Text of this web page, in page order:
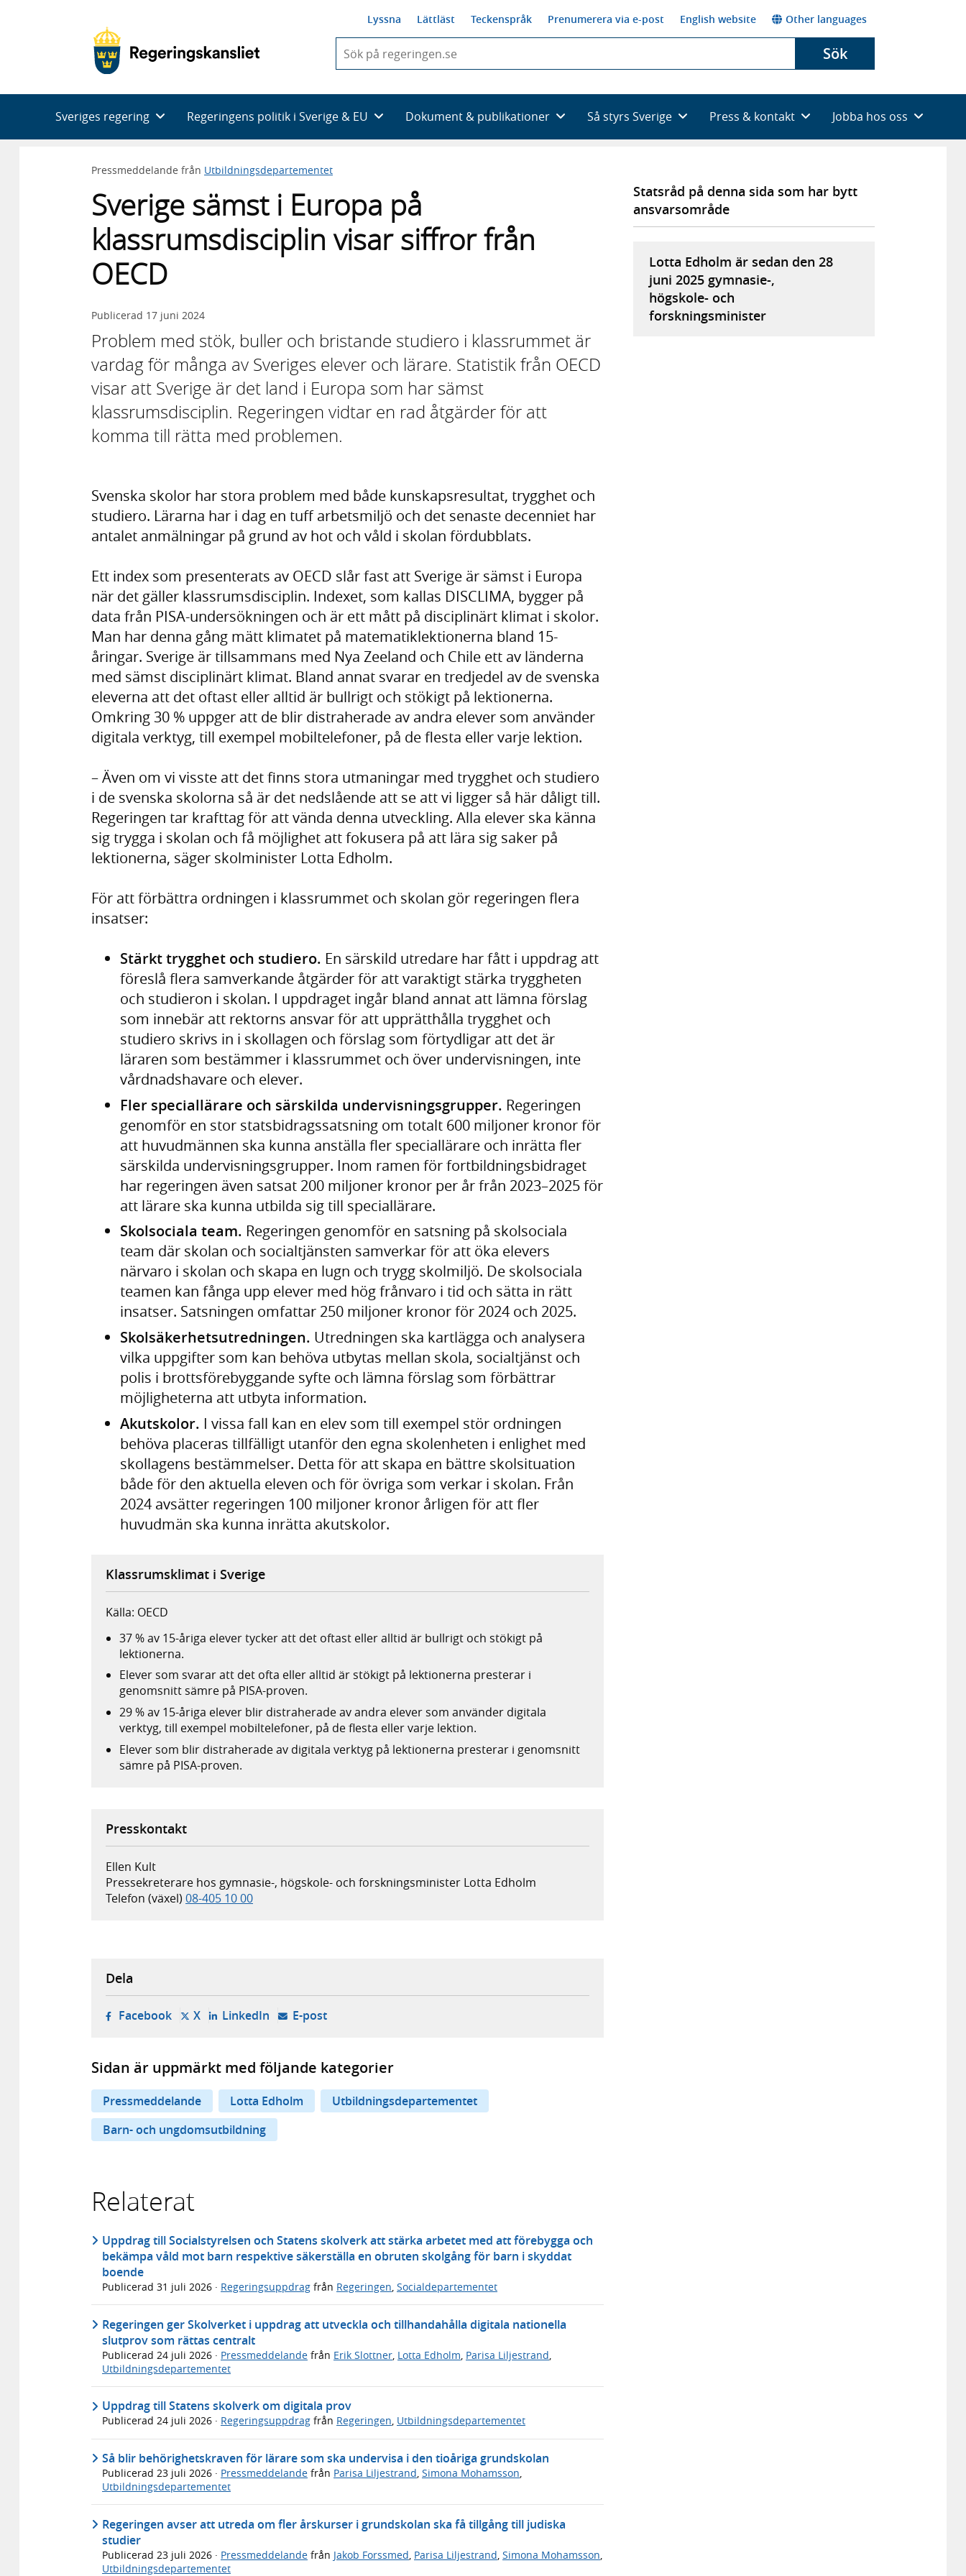
Lyssna Lättläst Teckenspråk Prenumerera via e-post English website Other languages
du
skriva
framträder
en
Sök
Sveriges regering Regeringens politik i Sverige & EU Dokument & publikationer Så styrs Sverige Press & kontakt Jobba hos oss
Pressmeddelande från Utbildningsdepartementet
Sverige sämst i Europa på
klassrumsdisciplin visar siffror från
OECD
Publicerad 17 juni 2024
Problem med stök, buller och bristande studiero i klassrummet är
vardag för många av Sveriges elever och lärare. Statistik från OECD
visar att Sverige är det land i Europa som har sämst
klassrumsdisciplin. Regeringen vidtar en rad åtgärder för att
komma till rätta med problemen.
Svenska skolor har stora problem med både kunskapsresultat, trygghet och
studiero. Lärarna har i dag en tuff arbetsmiljö och det senaste decenniet har
antalet anmälningar på grund av hot och våld i skolan fördubblats.
Ett index som presenterats av OECD slår fast att Sverige är sämst i Europa
när det gäller klassrumsdisciplin. Indexet, som kallas DISCLIMA, bygger på
data från PISA-undersökningen och är ett mått på disciplinärt klimat i skolor.
Man har denna gång mätt klimatet på matematiklektionerna bland 15-
åringar. Sverige är tillsammans med Nya Zeeland och Chile ett av länderna
med sämst disciplinärt klimat. Bland annat svarar en tredjedel av de svenska
eleverna att det oftast eller alltid är bullrigt och stökigt på lektionerna.
Omkring 30 % uppger att de blir distraherade av andra elever som använder
digitala verktyg, till exempel mobiltelefoner, på de flesta eller varje lektion.
– Även om vi visste att det finns stora utmaningar med trygghet och studiero
i de svenska skolorna så är det nedslående att se att vi ligger så här dåligt till.
Regeringen tar krafttag för att vända denna utveckling. Alla elever ska känna
sig trygga i skolan och få möjlighet att fokusera på att lära sig saker på
lektionerna, säger skolminister Lotta Edholm.
För att förbättra ordningen i klassrummet och skolan gör regeringen flera
insatser:
Stärkt trygghet och studiero. En särskild utredare har fått i uppdrag att
föreslå flera samverkande åtgärder för att varaktigt stärka tryggheten
och studieron i skolan. I uppdraget ingår bland annat att lämna förslag
som innebär att rektorns ansvar för att upprätthålla trygghet och
studiero skrivs in i skollagen och förslag som förtydligar att det är
läraren som bestämmer i klassrummet och över undervisningen, inte
vårdnadshavare och elever.
Fler speciallärare och särskilda undervisningsgrupper. Regeringen
genomför en stor statsbidragssatsning om totalt 600 miljoner kronor för
att huvudmännen ska kunna anställa fler speciallärare och inrätta fler
särskilda undervisningsgrupper. Inom ramen för fortbildningsbidraget
har regeringen även satsat 200 miljoner kronor per år från 2023–2025 för
att lärare ska kunna utbilda sig till speciallärare.
Skolsociala team. Regeringen genomför en satsning på skolsociala
team där skolan och socialtjänsten samverkar för att öka elevers
närvaro i skolan och skapa en lugn och trygg skolmiljö. De skolsociala
teamen kan fånga upp elever med hög frånvaro i tid och sätta in rätt
insatser. Satsningen omfattar 250 miljoner kronor för 2024 och 2025.
Skolsäkerhetsutredningen. Utredningen ska kartlägga och analysera
vilka uppgifter som kan behöva utbytas mellan skola, socialtjänst och
polis i brottsförebyggande syfte och lämna förslag som förbättrar
möjligheterna att utbyta information.
Akutskolor. I vissa fall kan en elev som till exempel stör ordningen
behöva placeras tillfälligt utanför den egna skolenheten i enlighet med
skollagens bestämmelser. Detta för att skapa en bättre skolsituation
både för den aktuella eleven och för övriga som verkar i skolan. Från
2024 avsätter regeringen 100 miljoner kronor årligen för att fler
huvudmän ska kunna inrätta akutskolor.
Klassrumsklimat i Sverige
Källa: OECD
37 % av 15-åriga elever tycker att det oftast eller alltid är bullrigt och stökigt på
lektionerna.
Elever som svarar att det ofta eller alltid är stökigt på lektionerna presterar i
genomsnitt sämre på PISA-proven.
29 % av 15-åriga elever blir distraherade av andra elever som använder digitala
verktyg, till exempel mobiltelefoner, på de flesta eller varje lektion.
Elever som blir distraherade av digitala verktyg på lektionerna presterar i genomsnitt
sämre på PISA-proven.
Presskontakt
Ellen Kult
Pressekreterare hos gymnasie-, högskole- och forskningsminister Lotta Edholm
Telefon (växel) 08-405 10 00
Statsråd på denna sida som har bytt
ansvarsområde
Lotta Edholm är sedan den 28
juni 2025 gymnasie-,
högskole- och
forskningsminister
Dela
Facebook- öppnas i ny flik, extern webbplats,
X- öppnas i ny flik, extern webbplats,
LinkedIn- öppnas i ny flik, extern webbplats,
E-post- öppnar din e-postklient,
Sidan är uppmärkt med följande kategorier
Pressmeddelande Lotta Edholm
Utbildningsdepartementet
Barn- och ungdomsutbildning
Relaterat
Uppdrag till Socialstyrelsen och Statens skolverk att stärka arbetet med att förebygga och
bekämpa våld mot barn respektive säkerställa en obruten skolgång för barn i skyddat
boende
Publicerad 31 juli 2026 · Regeringsuppdrag från Regeringen, Socialdepartementet
Regeringen ger Skolverket i uppdrag att utveckla och tillhandahålla digitala nationella
slutprov som rättas centralt
Publicerad 24 juli 2026 · Pressmeddelande från Erik Slottner Lotta Edholm Parisa Liljestrand
Utbildningsdepartementet
Uppdrag till Statens skolverk om digitala prov
Publicerad 24 juli 2026 · Regeringsuppdrag från Regeringen, Utbildningsdepartementet
Så blir behörighetskraven för lärare som ska undervisa i den tioåriga grundskolan
Publicerad 23 juli 2026 · Pressmeddelande från Parisa Liljestrand, Simona Mohamsson,
Utbildningsdepartementet
Regeringen avser att utreda om fler årskurser i grundskolan ska få tillgång till judiska
studier
Publicerad 23 juli 2026 · Pressmeddelande från Jakob Forssmed Parisa Liljestrand Simona Mohamsson
Utbildningsdepartementet